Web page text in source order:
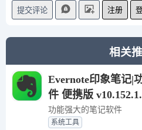
提交评论 注册
相关
Evernote印象笔记|
件 便携版
功能强大的笔记软件
系统工具